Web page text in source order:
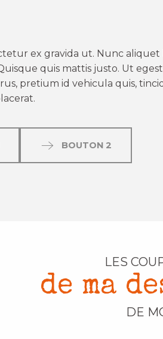
ex gravida ut. Nunc aliquet
quis mattis justo. Ut
pretium id vehicula quis,
BOUTON 2
LES
de ma
DE